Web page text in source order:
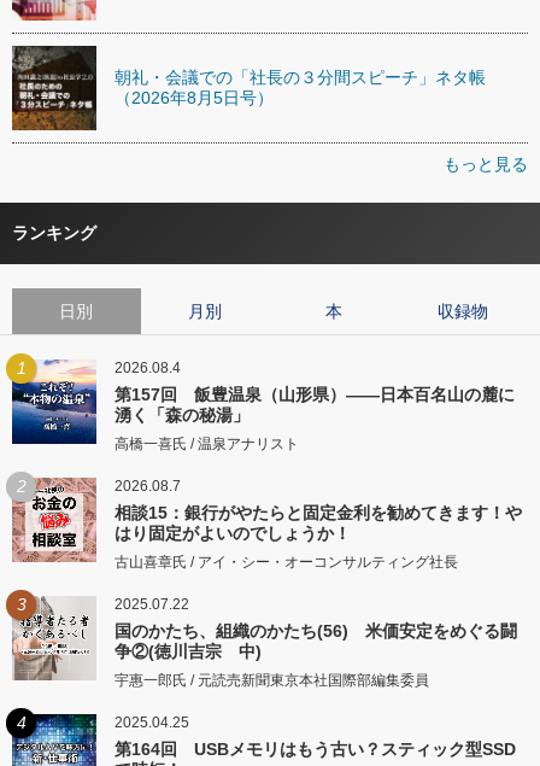
朝礼・会議での「社長の３分間スピーチ」ネタ帳
（2026年8月5日号）
もっと見る
ランキング
日別 月別 本 収録物
1 2026.08.4
第157回 飯豊温泉（山形県）――日本百名山の麓に
湧く「森の秘湯」
高橋一喜氏 / 温泉アナリスト
2 2026.08.7
相談15：銀行がやたらと固定金利を勧めてきます！や
はり固定がよいのでしょうか！
古山喜章氏 / アイ・シー・オーコンサルティング社長
3 2025.07.22
国のかたち、組織のかたち(56) 米価安定をめぐる闘
争②(徳川吉宗 中)
宇惠一郎氏 / 元読売新聞東京本社国際部編集委員
4 2025.04.25
第164回 USBメモリはもう古い？スティック型SSD